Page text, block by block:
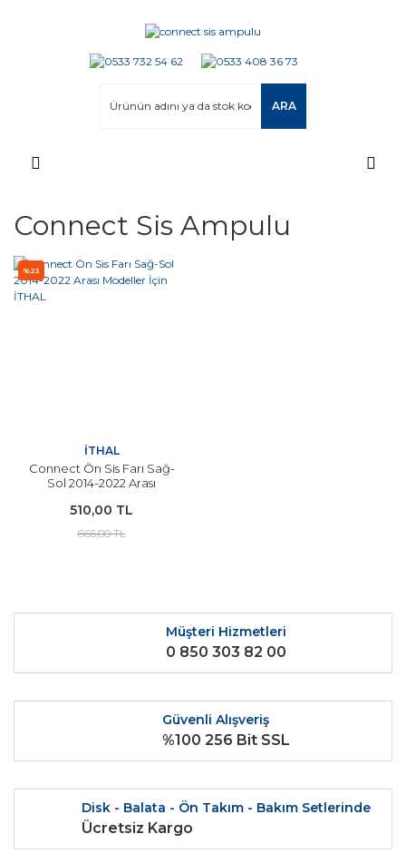
ARA
Connect Sis Ampulu
%23
İTHAL
Connect Ön Sis Farı Sağ-
Sol 2014-2022 Arası
510,00 TL
665,00 TL
Müşteri Hizmetleri
0 850 303 82 00
Güvenli Alışveriş
%100 256 Bit SSL
Disk - Balata - Ön Takım - Bakım Setlerinde
Ücretsiz Kargo